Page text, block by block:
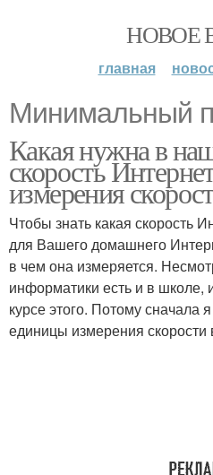
НОВОЕ
главная
Минимальный
Какая нужна в
скорость
измерения
Чтобы знать какая скорость
для Вашего домашнего
в чем она измеряется.
информатики есть и в школе,
курсе этого. Потому сначала
единицы измерения скорости